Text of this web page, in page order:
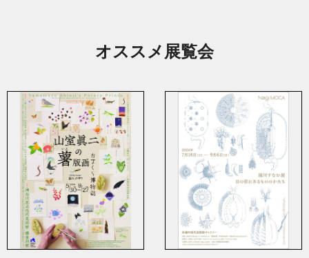
オススメ展覧会